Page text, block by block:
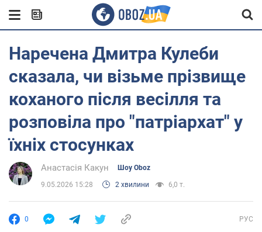
Наречена Дмитра Кулеби
сказала, чи візьме прізвище
коханого після весілля та
розповіла про "патріархат" у
їхніх стосунках
Анастасія Какун Шоу Oboz
9.05.2026 15:28 2 хвилини 6,0 т.
0 РУС